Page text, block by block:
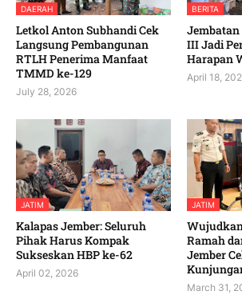
DAERAH
Letkol Anton Subhandi Cek
Langsung Pembangunan
RTLH Penerima Manfaat
TMMD ke-129
July 28, 2026
BERITA
Jembatan
III Jadi
Harapan
April 18,
JATIM
Kalapas Jember: Seluruh
Pihak Harus Kompak
Sukseskan HBP ke-62
April 02, 2026
JATIM
Ramah
Jember
March 31,